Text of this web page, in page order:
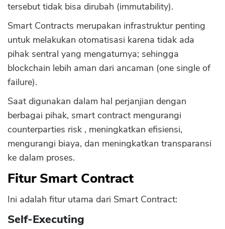
tersebut tidak bisa dirubah (immutability).
Smart Contracts merupakan infrastruktur penting
untuk melakukan otomatisasi karena tidak ada
pihak sentral yang mengaturnya; sehingga
blockchain lebih aman dari ancaman (one single of
failure).
Saat digunakan dalam hal perjanjian dengan
berbagai pihak, smart contract mengurangi
counterparties risk , meningkatkan efisiensi,
mengurangi biaya, dan meningkatkan transparansi
ke dalam proses.
Fitur Smart Contract
Ini adalah fitur utama dari Smart Contract:
Self-Executing